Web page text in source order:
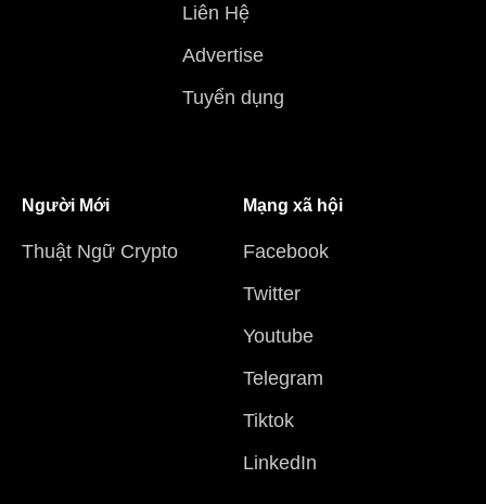
Liên Hệ
Advertise
Tuyển dụng
Người Mới
Thuật Ngữ Crypto
Mạng xã hội
Facebook
Twitter
Youtube
Telegram
Tiktok
LinkedIn